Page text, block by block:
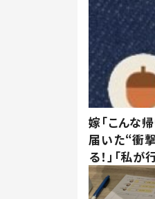
嫁「こんな
届いた“衝
る！」「私が